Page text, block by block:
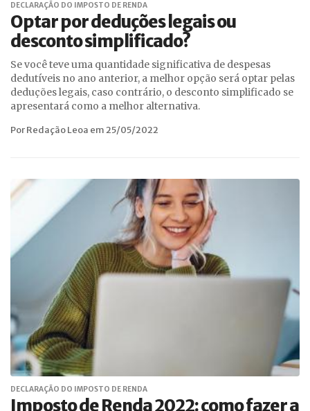
DECLARAÇÃO DO IMPOSTO DE RENDA
Optar por deduções legais ou
desconto simplificado?
Se você teve uma quantidade significativa de despesas
dedutíveis no ano anterior, a melhor opção será optar pelas
deduções legais, caso contrário, o desconto simplificado se
apresentará como a melhor alternativa.
Por Redação Leoa em 25/05/2022
DECLARAÇÃO DO IMPOSTO DE RENDA
Imposto de Renda 2022: como fazer a